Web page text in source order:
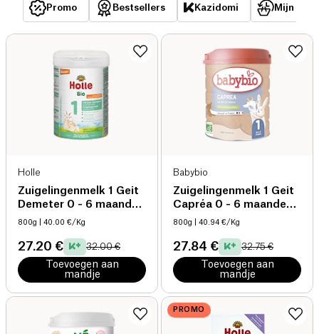
Promo Bestsellers Kazidomi Mijn
Holle
Zuigelingenmelk 1 Geit
Demeter 0 - 6 maanden
bio
800g | 40.00 €/Kg
27.20 € 32.00 €
Toevoegen aan
mandje
Babybio
Zuigelingenmelk 1 Geit
Capréa 0 - 6 maanden
bio
800g | 40.94 €/Kg
27.84 € 32.75 €
Toevoegen aan
mandje
PROMO